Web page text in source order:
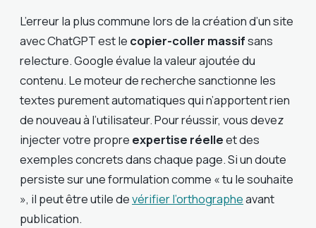
L’erreur la plus commune lors de la création d’un site
avec ChatGPT est le copier-coller massifsans
relecture. Google évalue la valeur ajoutée du
contenu. Le moteur de recherche sanctionne les
textes purement automatiques qui n’apportent rien
de nouveau à l’utilisateur. Pour réussir, vous devez
injecter votre propre expertise réelleet des
exemples concrets dans chaque page. Si un doute
persiste sur une formulation comme « tu le souhaite
», il peut être utile devérifier l’orthographeavant
publication.